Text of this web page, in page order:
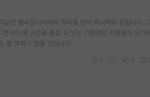
은 캘리포니아에서 자리를 얻어 박사학위 중입니다.
구의 매 순간을 즐길 수 있는 기본적인 지원들이 있기
별 후회가 없을 것입니다.